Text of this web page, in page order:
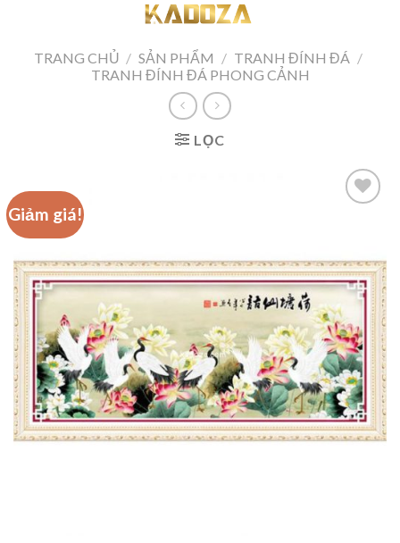
contentTRANG CHỦ / SẢN PHẨM / TRANH ĐÍNH ĐÁ /
TRANH ĐÍNH ĐÁ PHONG CẢNH
LỌC
Giảm giá!
wishlist